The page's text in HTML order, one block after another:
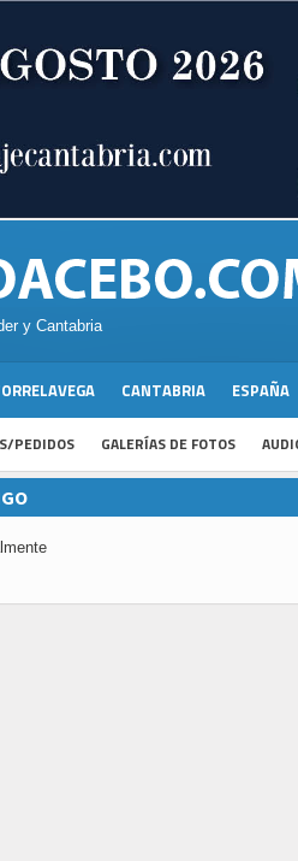
y Cantabria
CANTABRIA ESPAÑA
PEDIDOS GALERÍAS DE FOTOS